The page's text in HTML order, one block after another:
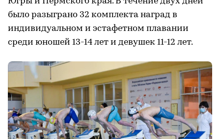
было разыграно 32 комплекта наград в
индивидуальном и эстафетном плавании
среди юношей 13-14 лет и девушек 11-12 лет.